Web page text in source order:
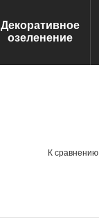
Декоративное
озеленение
К сравнению